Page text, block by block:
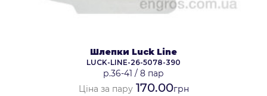
Шлепки Luck Line
LUCK-LINE-26-5078-390
р.36-41 / 8 пар
Ціна за пару170.00грн